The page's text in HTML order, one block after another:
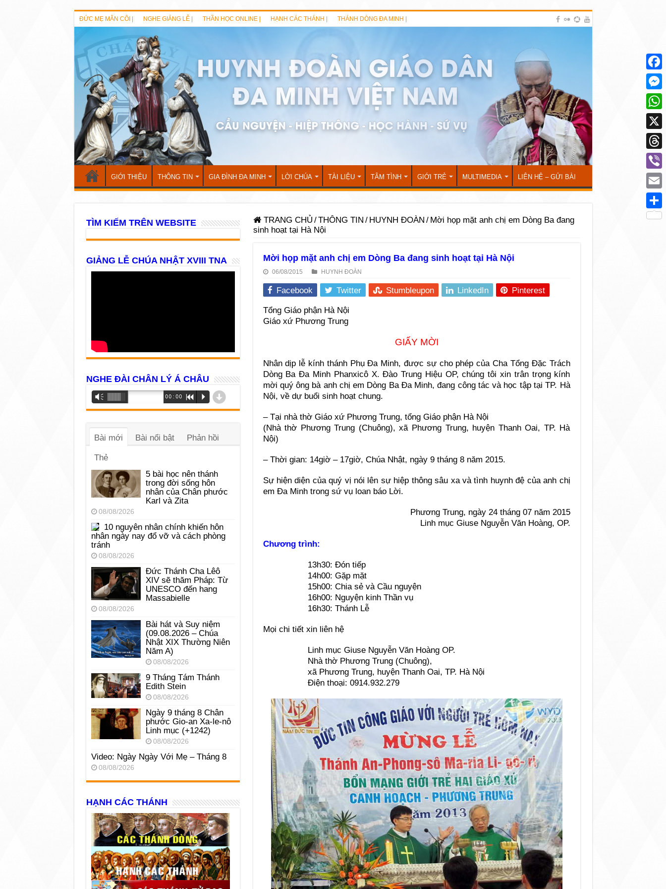
ĐỨC MẸ MÂN CÔI | NGHE GIẢNG LỄ | THẦN HỌC ONLINE | HẠNH CÁC THÁNH | THÁNH DÒNG ĐA MINH |
GIỚI THIỆU THÔNG TIN GIA ĐÌNH ĐA MINH LỜI CHÚA TÀI LIỆU TÂM TÌNH GIỚI TRẺ MULTIMEDIA LIÊN HỆ – GỬI BÀI
TRANG CHỦ /THÔNG TIN / HUYNH ĐOÀN / Mời họp mặt anh chị em Dòng Ba đang
sinh hoạt tại Hà Nội
Mời họp mặt anh chị em Dòng Ba đang sinh hoạt tại Hà Nội
06/08/2015 HUYNH ĐOÀN
Facebook Twitter Stumbleupon LinkedIn Pinterest
Tổng Giáo phận Hà Nội
Giáo xứ Phương Trung
GIẤY MỜI
Nhân dịp lễ kính thánh Phụ Đa Minh, được sự cho phép của Cha Tổng Đặc Trách
Dòng Ba Đa Minh Phanxicô X. Đào Trung Hiệu OP, chúng tôi xin trân trọng kính
mời quý ông bà anh chị em Dòng Ba Đa Minh, đang công tác và học tập tại TP. Hà
Nội, về dự buổi sinh hoạt chung.
– Tại nhà thờ Giáo xứ Phương Trung, tổng Giáo phận Hà Nội
(Nhà thờ Phương Trung (Chuông), xã Phương Trung, huyện Thanh Oai, TP. Hà
Nội)
– Thời gian: 14giờ – 17giờ, Chúa Nhật, ngày 9 tháng 8 năm 2015.
Sự hiện diện của quý vị nói lên sự hiệp thông sâu xa và tình huynh đệ của anh chị
em Đa Minh trong sứ vụ loan báo Lời.
Phương Trung, ngày 24 tháng 07 năm 2015
Linh mục Giuse Nguyễn Văn Hoàng, OP.
Chương trình:
13h30: Đón tiếp
14h00: Gặp mặt
15h00: Chia sẻ và Cầu nguyện
16h00: Nguyện kinh Thần vụ
16h30: Thánh Lễ
Mọi chi tiết xin liên hệ
Linh mục Giuse Nguyễn Văn Hoàng OP.
Nhà thờ Phương Trung (Chuông),
xã Phương Trung, huyện Thanh Oai, TP. Hà Nội
Điện thoại: 0914.932.279
TÌM KIẾM TRÊN WEBSITE
GIẢNG LỄ CHÚA NHẬT XVIII TNA
NGHE ĐÀI CHÂN LÝ Á CHÂU
Trình
phát
âm
Vm 00:00 R P d
Bài mới Bài nổi bật Phản hồi
Thẻ
5 bài học nên thánh
trong đời sống hôn
nhân của Chân phước
Karl và Zita
08/08/2026
10 nguyên nhân chính khiến hôn
nhân ngày nay đổ vỡ và cách phòng
tránh
08/08/2026
Đức Thánh Cha Lêô
XIV sẽ thăm Pháp: Từ
UNESCO đến hang
Massabielle
08/08/2026
Bài hát và Suy niệm
(09.08.2026 – Chúa
Nhật XIX Thường Niên
Năm A)
08/08/2026
9 Tháng Tám Thánh
Edith Stein
08/08/2026
Ngày 9 tháng 8 Chân
phước Gio-an Xa-le-nô
Linh mục (+1242)
08/08/2026
Video: Ngày Ngày Với Mẹ – Tháng 8
08/08/2026
HẠNH CÁC THÁNH
X
Viber